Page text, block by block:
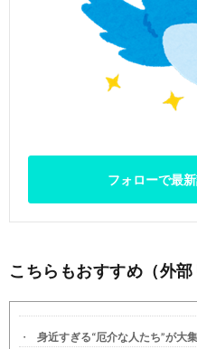
フォローで最
こちらもおすすめ（外部
身近すぎる“厄介な人たち”が大集